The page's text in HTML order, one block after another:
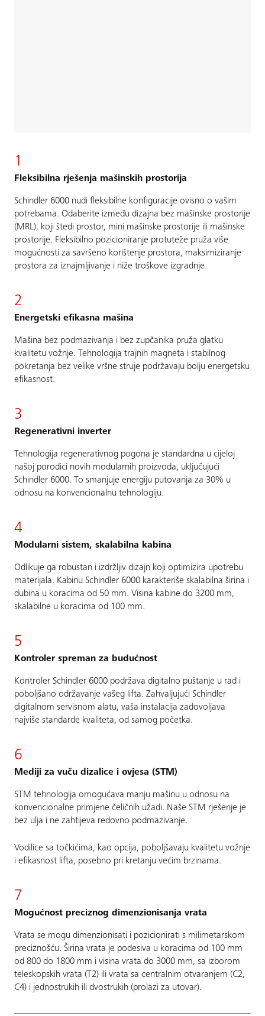
1
Fleksibilna rješenja mašinskih prostorija
Schindler 6000 nudi fleksibilne konfiguracije ovisno o vašim
potrebama. Odaberite između dizajna bez mašinske prostorije
(MRL), koji štedi prostor, mini mašinske prostorije ili mašinske
prostorije. Fleksibilno pozicioniranje protuteže pruža više
mogućnosti za savršeno korištenje prostora, maksimiziranje
prostora za iznajmljivanje i niže troškove izgradnje.
2
Energetski efikasna mašina
Mašina bez podmazivanja i bez zupčanika pruža glatku
kvalitetu vožnje. Tehnologija trajnih magneta i stabilnog
pokretanja bez velike vršne struje podržavaju bolju energetsku
efikasnost.
3
Regenerativni inverter
Tehnologija regenerativnog pogona je standardna u cijeloj
našoj porodici novih modularnih proizvoda, uključujući
Schindler 6000. To smanjuje energiju putovanja za 30% u
odnosu na konvencionalnu tehnologiju.
4
Modularni sistem, skalabilna kabina
Odlikuje ga robustan i izdržljiv dizajn koji optimizira upotrebu
materijala. Kabinu Schindler 6000 karakteriše skalabilna širina i
dubina u koracima od 50 mm. Visina kabine do 3200 mm,
skalabilne u koracima od 100 mm.
5
Kontroler spreman za budućnost
Kontroler Schindler 6000 podržava digitalno puštanje u rad i
poboljšano održavanje vašeg lifta. Zahvaljujući Schindler
digitalnom servisnom alatu, vaša instalacija zadovoljava
najviše standarde kvaliteta, od samog početka.
6
Mediji za vuču dizalice i ovjesa (STM)
STM tehnologija omogućava manju mašinu u odnosu na
konvencionalne primjene čeličnih užadi. Naše STM rješenje je
bez ulja i ne zahtijeva redovno podmazivanje.
Vodilice sa točkićima, kao opcija, poboljšavaju kvalitetu vožnje
i efikasnost lifta, posebno pri kretanju većim brzinama.
7
Mogućnost preciznog dimenzionisanja vrata
Vrata se mogu dimenzionisati i pozicionirati s milimetarskom
preciznošću. Širina vrata je podesiva u koracima od 100 mm
od 800 do 1800 mm i visina vrata do 3000 mm, sa izborom
teleskopskih vrata (T2) ili vrata sa centralnim otvaranjem (C2,
C4) i jednostrukih ili dvostrukih (prolazi za utovar).